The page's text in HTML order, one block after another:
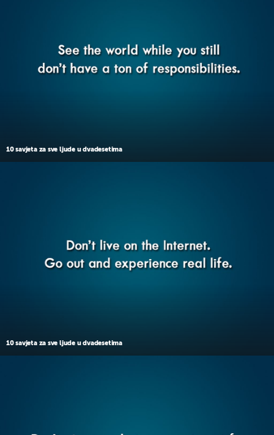
10 savjeta za sve ljude u dvadesetima
10 savjeta za sve ljude u dvadesetima